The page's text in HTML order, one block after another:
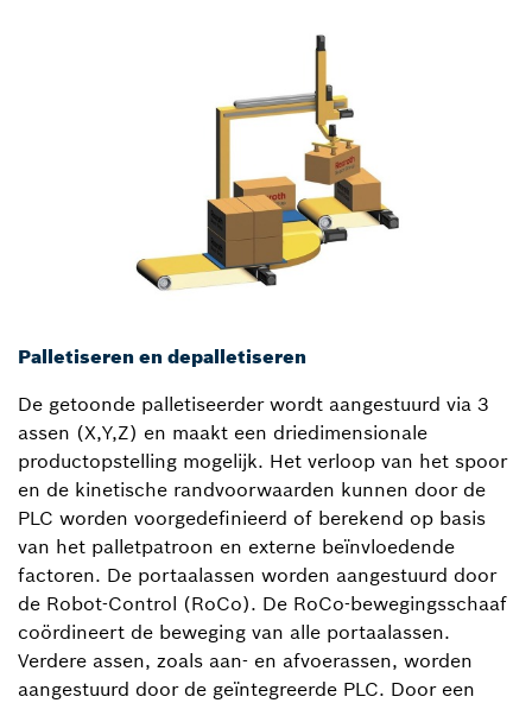
Palletiseren en depalletiseren
De getoonde palletiseerder wordt aangestuurd via 3
assen (X,Y,Z) en maakt een driedimensionale
productopstelling mogelijk. Het verloop van het spoor
en de kinetische randvoorwaarden kunnen door de
PLC worden voorgedefinieerd of berekend op basis
van het palletpatroon en externe beïnvloedende
factoren. De portaalassen worden aangestuurd door
de Robot-Control (RoCo). De RoCo-bewegingsschaaf
coördineert de beweging van alle portaalassen.
Verdere assen, zoals aan- en afvoerassen, worden
aangestuurd door de geïntegreerde PLC. Door een